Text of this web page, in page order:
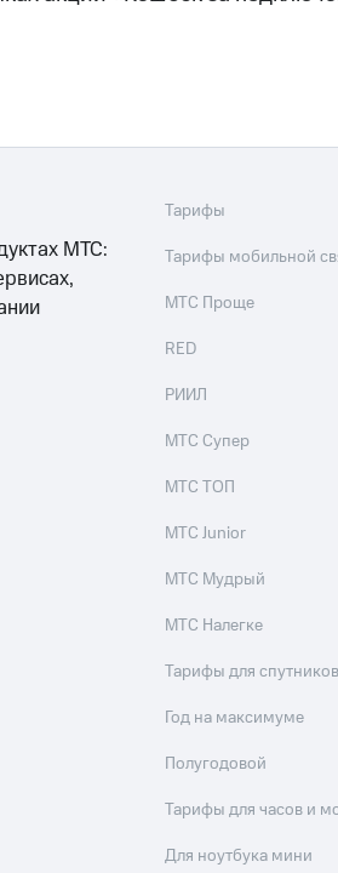
Умный домПланшетыАкции и
МТС Деньги
МТС:
Тарифы
Тарифы мобильной
МТС Проще
RED
РИИЛ
МТС Супер
МТС ТОП
МТС Junior
МТС Мудрый
МТС Налегке
Тарифы для
Год на максимуме
Полугодовой
Тарифы для часов и
Для ноутбука мини